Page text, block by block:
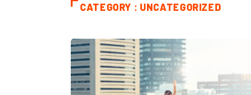
CATEGORY : UNCATEGORIZED